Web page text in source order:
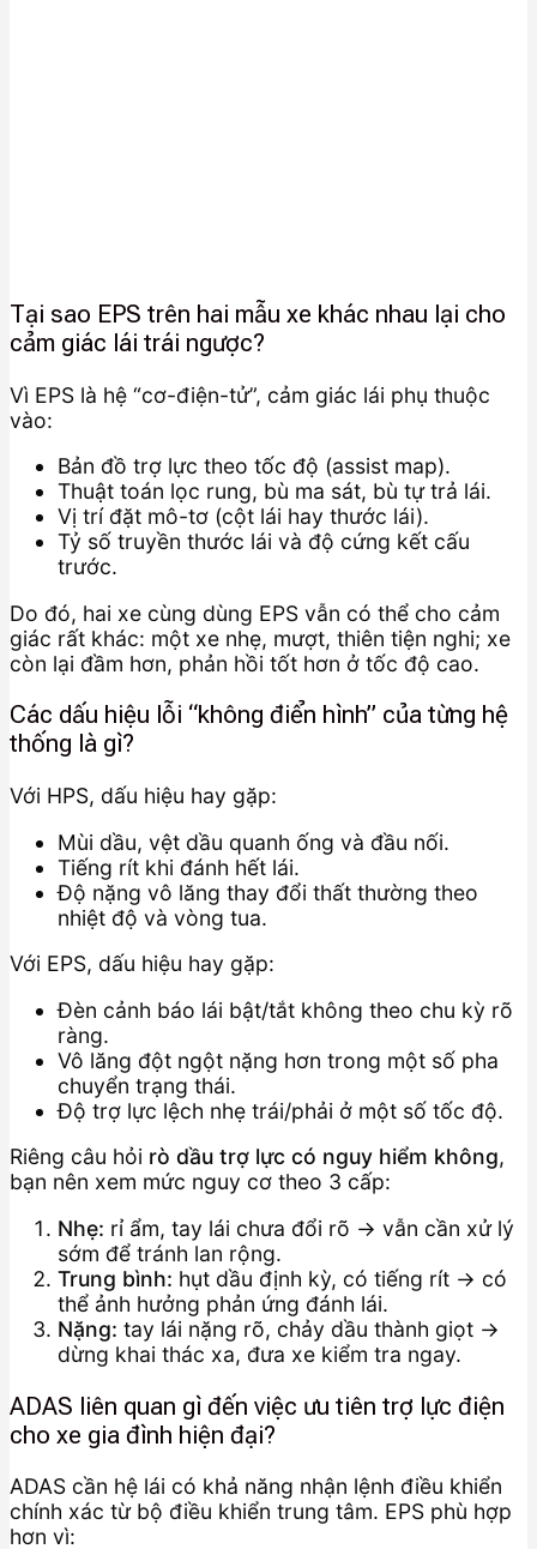
Tại sao EPS trên hai mẫu xe khác nhau lại cho
cảm giác lái trái ngược?
Vì EPS là hệ “cơ-điện-tử”, cảm giác lái phụ thuộc
vào:
Bản đồ trợ lực theo tốc độ (assist map).
Thuật toán lọc rung, bù ma sát, bù tự trả lái.
Vị trí đặt mô-tơ (cột lái hay thước lái).
Tỷ số truyền thước lái và độ cứng kết cấu
trước.
Do đó, hai xe cùng dùng EPS vẫn có thể cho cảm
giác rất khác: một xe nhẹ, mượt, thiên tiện nghi; xe
còn lại đầm hơn, phản hồi tốt hơn ở tốc độ cao.
Các dấu hiệu lỗi “không điển hình” của từng hệ
thống là gì?
Với HPS, dấu hiệu hay gặp:
Mùi dầu, vệt dầu quanh ống và đầu nối.
Tiếng rít khi đánh hết lái.
Độ nặng vô lăng thay đổi thất thường theo
nhiệt độ và vòng tua.
Với EPS, dấu hiệu hay gặp:
Đèn cảnh báo lái bật/tắt không theo chu kỳ rõ
ràng.
Vô lăng đột ngột nặng hơn trong một số pha
chuyển trạng thái.
Độ trợ lực lệch nhẹ trái/phải ở một số tốc độ.
Riêng câu hỏi rò dầu trợ lực có nguy hiểm không,
bạn nên xem mức nguy cơ theo 3 cấp:
Nhẹ: rỉ ẩm, tay lái chưa đổi rõ → vẫn cần xử lý
sớm để tránh lan rộng.
Trung bình: hụt dầu định kỳ, có tiếng rít → có
thể ảnh hưởng phản ứng đánh lái.
Nặng: tay lái nặng rõ, chảy dầu thành giọt →
dừng khai thác xa, đưa xe kiểm tra ngay.
ADAS liên quan gì đến việc ưu tiên trợ lực điện
cho xe gia đình hiện đại?
ADAS cần hệ lái có khả năng nhận lệnh điều khiển
chính xác từ bộ điều khiển trung tâm. EPS phù hợp
hơn vì: